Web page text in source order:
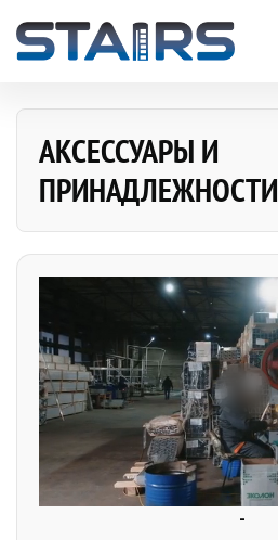
АКСЕССУАРЫ И
ПРИНАДЛЕЖНОСТИ
-